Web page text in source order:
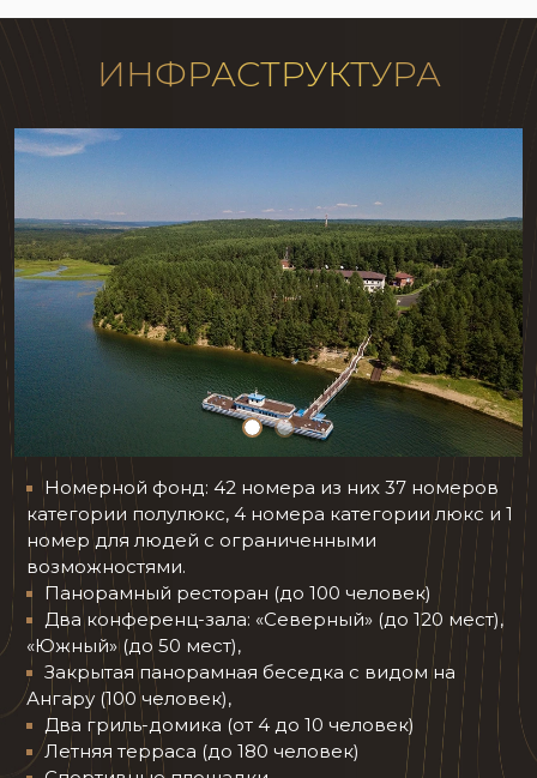
ИНФРАСТРУКТУРА
Номерной фонд: 42 номера из них 37 номеров
категории полулюкс, 4 номера категории люкс и 1
номер для людей с ограниченными
возможностями.
Панорамный ресторан (до 100 человек)
Два конференц-зала: «Северный» (до 120 мест),
«Южный» (до 50 мест),
Закрытая панорамная беседка с видом на
Ангару (100 человек),
Два гриль-домика (от 4 до 10 человек)
Летняя терраса (до 180 человек)